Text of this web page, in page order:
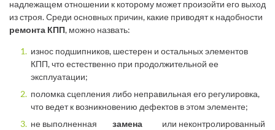
надлежащем отношении к которому может произойти его выход
из строя. Среди основных причин, какие приводят к надобности
ремонта КПП, можно назвать:
износ подшипников, шестерен и остальных элементов
КПП, что естественно при продолжительной ее
эксплуатации;
поломка сцепления либо неправильная его регулировка,
что ведет к возникновению дефектов в этом элементе;
не выполненная
замена
или неконтролированный